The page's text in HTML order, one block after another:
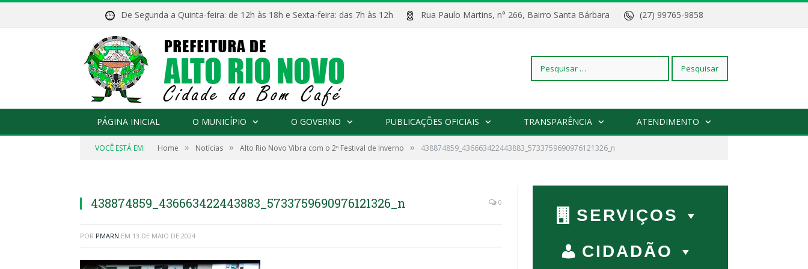
De Segunda a Quinta-feira: de 12h às 18h e Sexta-feira: das 7h às 12h Rua Paulo Martins, n° 266, Bairro Santa Bárbara (27) 99765-9858
Pesquisar
por:
PÁGINA INICIAL O MUNICÍPIO O GOVERNO PUBLICAÇÕES OFICIAIS TRANSPARÊNCIA ATENDIMENTO
VOCÊ ESTÁ EM: Home » Notícias » Alto Rio Novo Vibra com o 2º Festival de Inverno » 438874859_436663422443883_5733759690976121326_n
438874859_436663422443883_5733759690976121326_n 0
POR PMARN EM 13 DE MAIO DE 2024
SERVIÇOS
CIDADÃO